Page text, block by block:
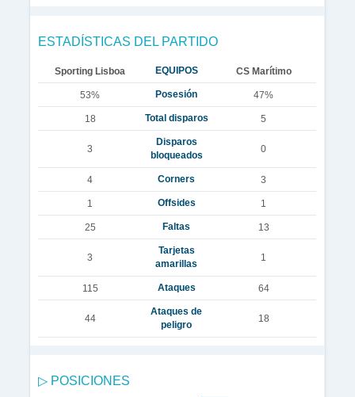
ESTADÍSTICAS DEL PARTIDO
Sporting Lisboa EQUIPOS CS Marítimo
53% Posesión 47%
18 Total disparos 5
3
Disparos
bloqueados
0
4 Corners 3
1 Offsides 1
25 Faltas 13
3
Tarjetas
amarillas
1
115 Ataques 64
44
Ataques de
peligro
18
▷ POSICIONES